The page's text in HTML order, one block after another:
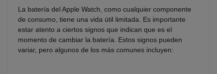
La batería del Apple Watch, como cualquier componente
de consumo, tiene una vida útil limitada. Es importante
estar atento a ciertos signos que indican que es el
momento de cambiar la batería. Estos signos pueden
variar, pero algunos de los más comunes incluyen: